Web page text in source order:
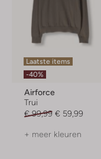
Laatste items
-40%
Airforce
Trui
€ 99,99 € 59,99
+ meer kleuren